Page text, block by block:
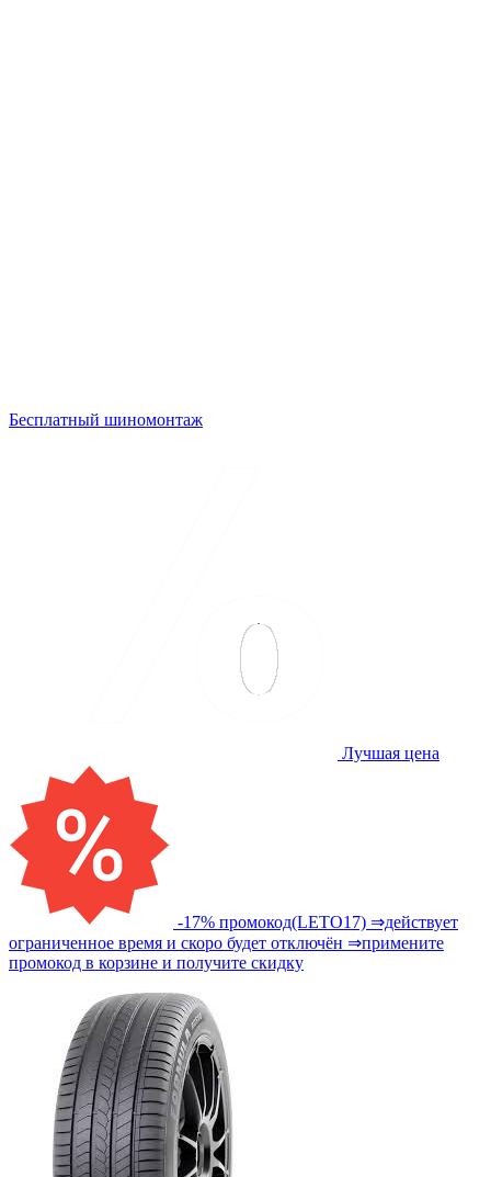
Бесплатный шиномонтаж
Лучшая цена
-17% промокод(LETO17) ⇒действует
ограниченное время и скоро будет отключён ⇒примените
промокод в корзине и получите скидку